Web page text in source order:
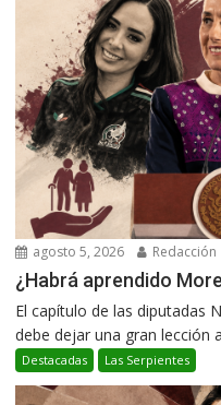
agosto 5, 2026 Redacción
¿Habrá aprendido
El capítulo de las diputadas
debe dejar una gran lección
Destacadas Las Serpientes